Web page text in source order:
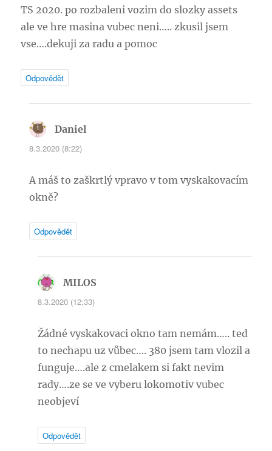
TS 2020. po rozbaleni vozim do slozky assets
ale ve hre masina vubec neni….. zkusil jsem
vse….dekuji za radu a pomoc
Odpovědět
Daniel
8.3.2020 (8:22)
A máš to zaškrtlý vpravo v tom vyskakovacím
okně?
Odpovědět
MILOS
8.3.2020 (12:33)
Žádné vyskakovaci okno tam nemám….. ted
to nechapu uz vůbec…. 380 jsem tam vlozil a
funguje….ale z cmelakem si fakt nevim
rady….ze se ve vyberu lokomotiv vubec
neobjeví
Odpovědět